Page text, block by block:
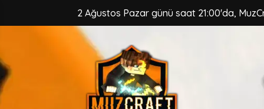
2 Ağustos Pazar günü saat 21:00'da, MuzCraft